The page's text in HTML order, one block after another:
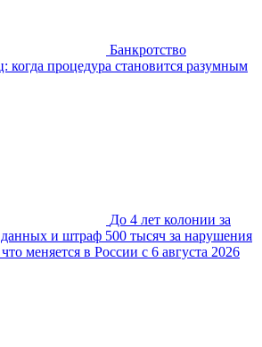
Банкротство
когда процедура становится разумным
До 4 лет колонии за
и штраф 500 тысяч за нарушения
меняется в России с 6 августа 2026